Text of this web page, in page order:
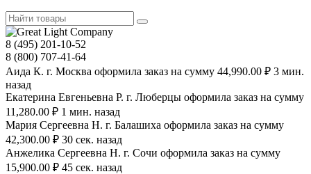
8 (495) 201-10-52
8 (800) 707-41-64
Аида К. г. Москва оформила заказ на сумму 44,990.00 ₽ 3 мин.
назад
Екатерина Евгеньевна Р. г. Люберцы оформила заказ на сумму
11,280.00 ₽ 1 мин. назад
Мария Сергеевна H. г. Балашиха оформила заказ на сумму
42,300.00 ₽ 30 сек. назад
Анжелика Сергеевна Н. г. Сочи оформила заказ на сумму
15,900.00 ₽ 45 сек. назад